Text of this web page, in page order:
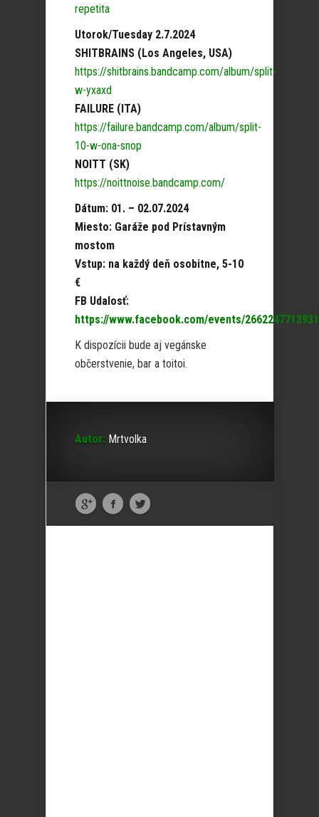
repetita
Utorok/Tuesday 2.7.2024
SHITBRAINS (Los Angeles, USA)
https://shitbrains.bandcamp.com/album/split-
w-yxaxd
FAILURE (ITA)
https://failure.bandcamp.com/album/split-
10-w-ona-snop
NOITT (SK)
https://noittnoise.bandcamp.com/
Dátum: 01. – 02.07.2024
Miesto: Garáže pod Prístavným
mostom
Vstup: na každý deň osobitne, 5-10
€
FB Udalosť:
https://www.facebook.com/events/
K dispozícii bude aj vegánske
občerstvenie, bar a toitoi.
Autor: Mrtvolka